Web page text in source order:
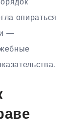
опираться
—